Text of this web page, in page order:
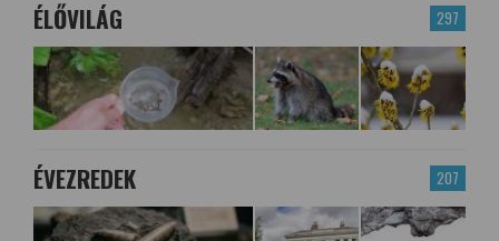
297
ÉLŐVILÁG
207
ÉVEZREDEK